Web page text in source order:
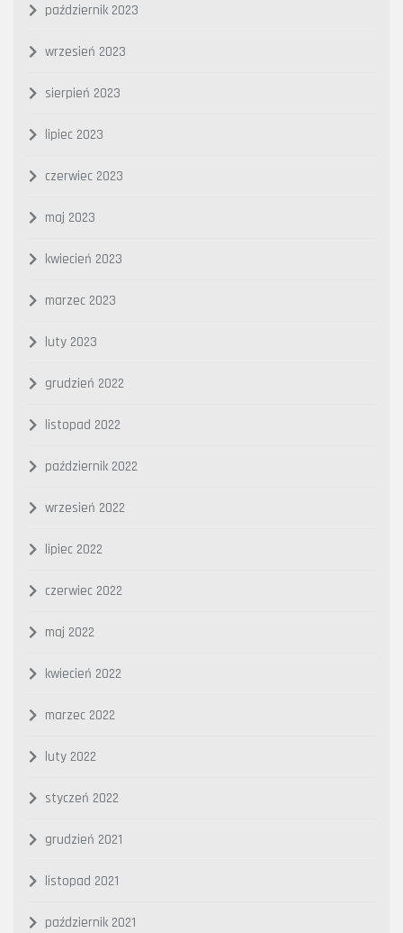
październik 2023
wrzesień 2023
sierpień 2023
lipiec 2023
czerwiec 2023
maj 2023
kwiecień 2023
marzec 2023
luty 2023
grudzień 2022
listopad 2022
październik 2022
wrzesień 2022
lipiec 2022
czerwiec 2022
maj 2022
kwiecień 2022
marzec 2022
luty 2022
styczeń 2022
grudzień 2021
listopad 2021
październik 2021